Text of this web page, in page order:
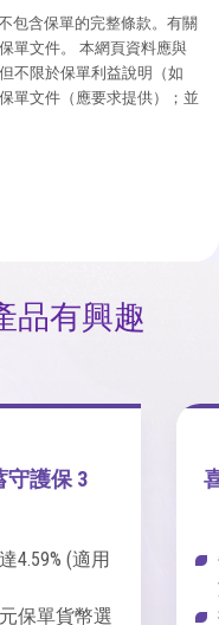
包含保單的完整條款。有關
單文件。 本網頁資料應與
不限於保單利益說明（如
單文件（應要求提供）；並
品有興趣
守護保 3
4.59% (適用
保單貨幣選